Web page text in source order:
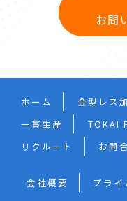
お問
ホーム 金型レス
一貫生産
TOKAI
リクルート
お問
会社概要 プライ